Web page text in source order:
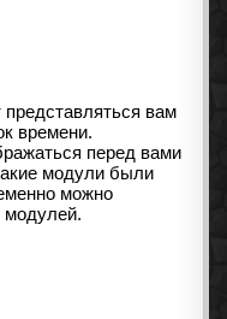
представляться вам
времени.
перед вами
модули были
можно
модулей.